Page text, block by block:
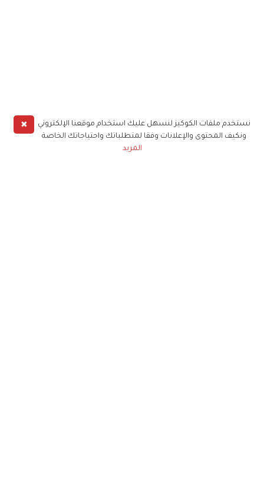
✖
نستخدم ملفات الكوكيز لنسهل عليك استخدام موقعنا الإلكتروني
ونكيف المحتوى والإعلانات وفقا لمتطلباتك واحتياجاتك الخاصة
المزيد